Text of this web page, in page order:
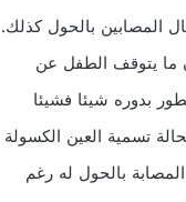
المصابين بالحول كذلك.
ما يتوقف الطفل عن
بدوره شيئا فشيئا
تسمية العين الكسولة
بالحول له رغم